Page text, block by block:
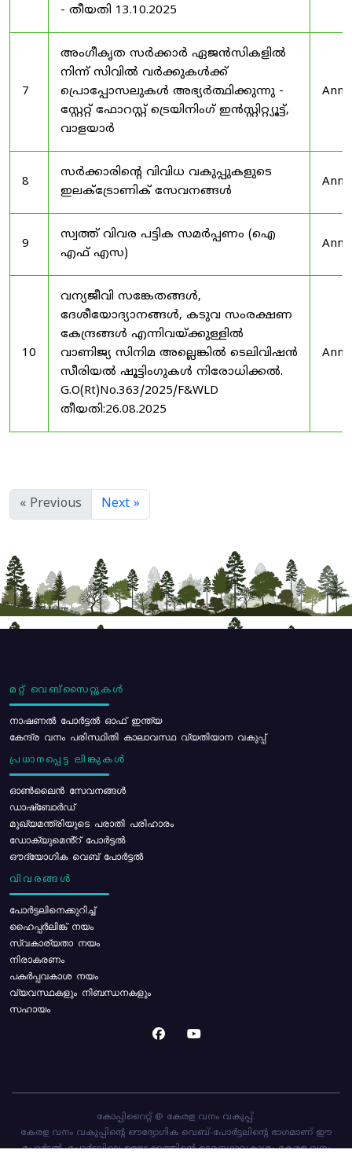
- തീയതി 13.10.2025
7
അംഗീകൃത സർക്കാർ ഏജൻസികളിൽ
നിന്ന് സിവിൽ വർക്കുകൾക്ക്
പ്രൊപ്പോസലുകൾ അഭ്യർത്ഥിക്കുന്നു -
സ്റ്റേറ്റ് ഫോറസ്റ്റ് ട്രെയിനിംഗ് ഇൻസ്റ്റിറ്റ്യൂട്ട്,
വാളയാർ
8
സർക്കാരിന്റെ വിവിധ വകുപ്പുകളുടെ
ഇലക്ട്രോണിക് സേവനങ്ങൾ
9
സ്വത്ത് വിവര പട്ടിക സമർപ്പണം (ഐ
എഫ് എസ)
10
വന്യജീവി സങ്കേതങ്ങൾ,
ദേശീയോദ്യാനങ്ങൾ, കടുവ സംരക്ഷണ
കേന്ദ്രങ്ങൾ എന്നിവയ്ക്കുള്ളിൽ
വാണിജ്യ സിനിമ അല്ലെങ്കിൽ ടെലിവിഷൻ
സീരിയൽ ഷൂട്ടിംഗുകൾ നിരോധിക്കൽ.
G.O(Rt)No.363/2025/F&WLD
തീയതി:26.08.2025
« Previous Next »
മറ്റ് വെബ്സൈറ്റുകൾ
നാഷണൽ പോർട്ടൽ ഓഫ് ഇന്ത്യ
കേന്ദ്ര വനം പരിസ്ഥിതി കാലാവസ്ഥ വ്യതിയാന വകുപ്പ്
പ്രധാനപ്പെട്ട ലിങ്കുകൾ
ഓൺലൈൻ സേവനങ്ങൾ
ഡാഷ്ബോർഡ്
മുഖ്യമന്ത്രിയുടെ പരാതി പരിഹാരം
ഡോക്യുമെൻ്റ് പോർട്ടൽ
ഔദ്യോഗിക വെബ് പോർട്ടൽ
വിവരങ്ങൾ
പോര്‍ട്ടലിനെക്കുറിച്ച്
ഹൈപ്പർലിങ്ക് നയം
സ്വകാര്യതാ നയം
നിരാകരണം
പകർപ്പവകാശ നയം
വ്യവസ്ഥകളും നിബന്ധനകളും
സഹായം
കോപ്പിറൈറ്റ് @ കേരള വനം വകുപ്പ്.
കേരള വനം വകുപ്പിന്റെ ഔദ്യോഗിക വെബ്-പോർട്ടലിന്റെ ഭാഗമാണ് ഈ
പോർട്ടൽ. പോർട്ടലിലെ ഉള്ളടക്കത്തിന്റെ ഉടമസ്ഥാവകാശം കേരള വനം